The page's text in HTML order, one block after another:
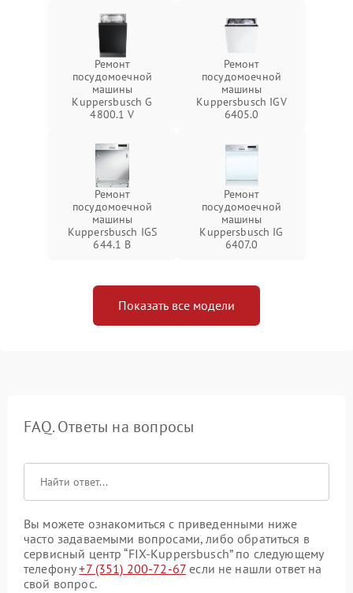
Ремонт
посудомоечной
машины
Kuppersbusch G
4800.1 V
Ремонт
посудомоечной
машины
Kuppersbusch IGV
6405.0
Ремонт
посудомоечной
машины
Kuppersbusch IGS
644.1 B
Ремонт
посудомоечной
машины
Kuppersbusch IG
6407.0
Показать все модели
FAQ. Ответы на вопросы
Вы можете ознакомиться с приведенными ниже
часто задаваемыми вопросами, либо обратиться в
сервисный центр “FIX-Kuppersbusch” по следующему
телефону+7 (351) 200-72-67 если не нашли ответ на
свой вопрос.